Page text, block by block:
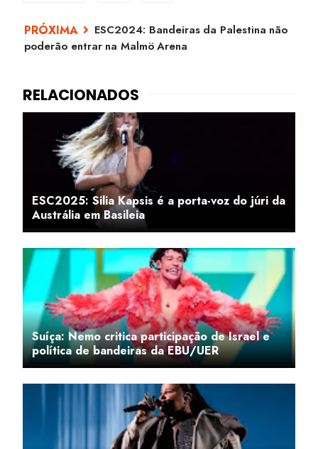
ESC2024: Bandeiras da Palestina não
poderão entrar na Malmö Arena
ESC2025: Silia Kapsis é a porta-voz do júri da
Austrália em Basileia
Suíça: Nemo critica participação de Israel e
política de bandeiras da EBU/UER